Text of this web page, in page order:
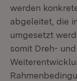
werden
abgeleitet, die
umgesetzt
somit Dreh-